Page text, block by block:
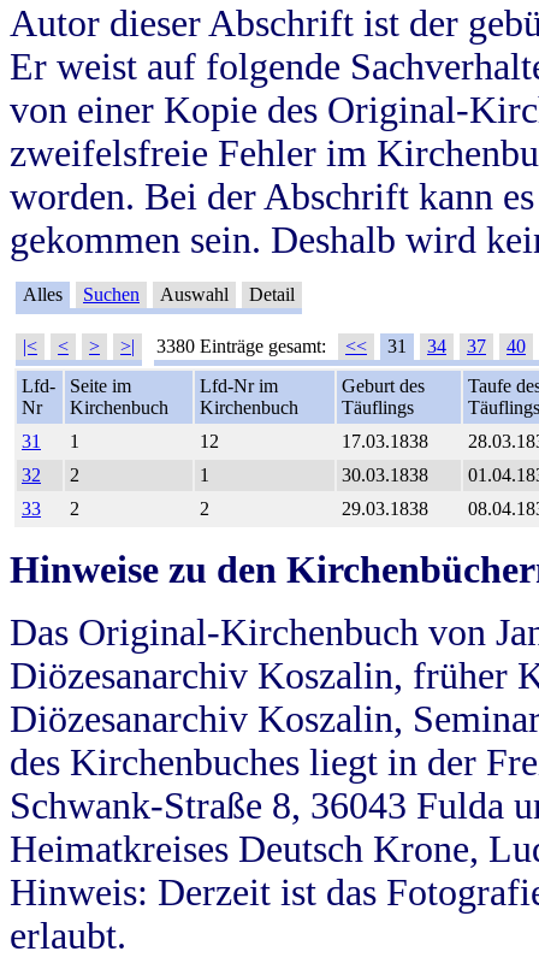
Autor dieser Abschrift ist der
Er weist auf folgende
von einer Kopie des Original-
zweifelsfreie Fehler im
worden. Bei der Abschrift kann
gekommen sein. Deshalb wird
Alles Suchen Auswahl Detail
|< < > >| 3380 Einträge gesamt: << 31 34 37
40
Lfd-
Nr
Seite im
Kirchenbuch
Lfd-Nr im
Kirchenbuch
Geburt des
Täuflings
Taufe
Täuflings
31
1 12 17.03.1838
32
2 1 30.03.1838
33
2 2 29.03.1838
Hinweise zu den
Das Original-Kirchenbuch von
Diözesanarchiv Koszalin, früher
Diözesanarchiv Koszalin,
des Kirchenbuches liegt in der
Schwank-Straße 8, 36043 Fulda
Heimatkreises Deutsch Krone,
Hinweis: Derzeit ist das
erlaubt.